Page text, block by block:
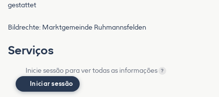
gestattet
Bildrechte: Marktgemeinde Ruhmannsfelden
Serviços
Inicie sessão para ver todas as informações ?
Iniciar sessão